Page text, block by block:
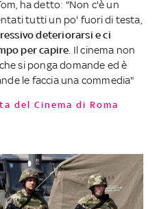
ha detto: "Non c'è un
tutti un po' fuori di testa,
deteriorarsi e ci
per capire . Il cinema non
si ponga domande ed è
le faccia una commedia"
del Cinema di Roma